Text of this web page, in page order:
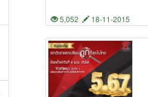
5,052 18-11-2015